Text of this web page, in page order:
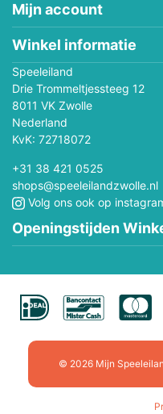
Mijn account
Winkel informatie
Speeleiland
Drie Trommeltjessteeg 12
8011 VK Zwolle
Nederland
KvK: 72718072
+31 38 421 0525
shops@speeleilandzwolle.nl
Volg ons ook op
Openingstijden
© 2026 Mijn